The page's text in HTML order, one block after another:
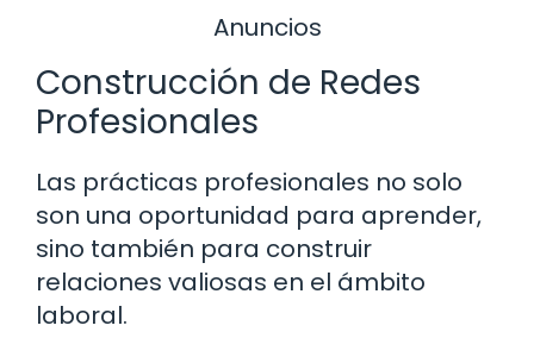
Anuncios
Construcción de Redes
Profesionales
Las prácticas profesionales no solo
son una oportunidad para aprender,
sino también para construir
relaciones valiosas en el ámbito
laboral.